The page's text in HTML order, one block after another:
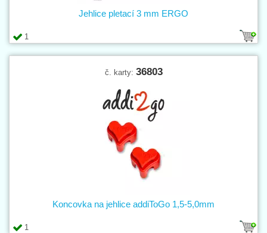
1
Jehlice pletací 3 mm ERGO
č. karty: 36803
1
Koncovka na jehlice addiToGo 1,5-5,0mm